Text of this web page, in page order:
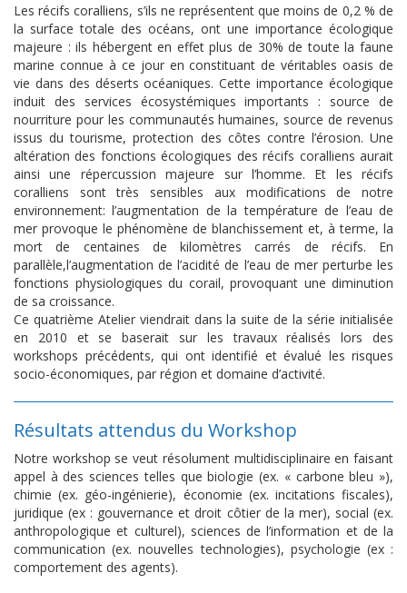
Les récifs coralliens, s’ils ne représentent que moins de 0,2 % de
la surface totale des océans, ont une importance écologique
majeure : ils hébergent en effet plus de 30% de toute la faune
marine connue à ce jour en constituant de véritables oasis de
vie dans des déserts océaniques. Cette importance écologique
induit des services écosystémiques importants : source de
nourriture pour les communautés humaines, source de revenus
issus du tourisme, protection des côtes contre l’érosion. Une
altération des fonctions écologiques des récifs coralliens aurait
ainsi une répercussion majeure sur l’homme. Et les récifs
coralliens sont très sensibles aux modifications de notre
environnement: l’augmentation de la température de l’eau de
mer provoque le phénomène de blanchissement et, à terme, la
mort de centaines de kilomètres carrés de récifs. En
parallèle,l’augmentation de l’acidité de l’eau de mer perturbe les
fonctions physiologiques du corail, provoquant une diminution
de sa croissance.
Ce quatrième Atelier viendrait dans la suite de la série initialisée
en 2010 et se baserait sur les travaux réalisés lors des
workshops précédents, qui ont identifié et évalué les risques
socio-économiques, par région et domaine d’activité.
Résultats attendus du Workshop
Notre workshop se veut résolument multidisciplinaire en faisant
appel à des sciences telles que biologie (ex. « carbone bleu »),
chimie (ex. géo-ingénierie), économie (ex. incitations fiscales),
juridique (ex : gouvernance et droit côtier de la mer), social (ex.
anthropologique et culturel), sciences de l’information et de la
communication (ex. nouvelles technologies), psychologie (ex :
comportement des agents).